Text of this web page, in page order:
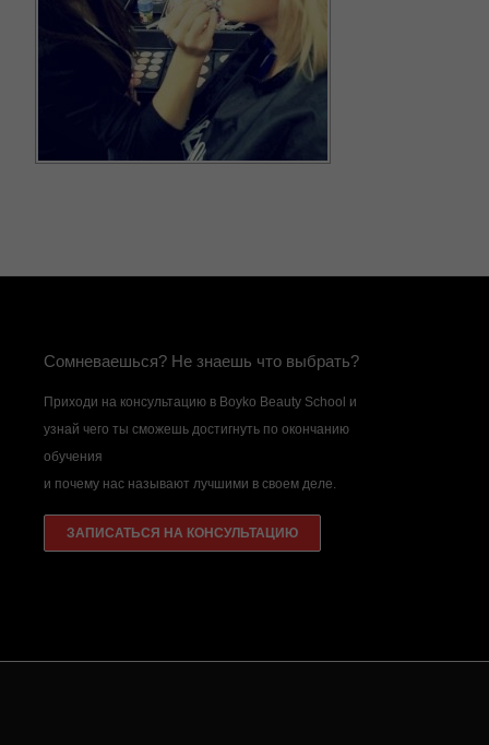
Сомневаешься? Не знаешь что выбрать?
Приходи на консультацию в Boyko Beauty School и
узнай чего ты сможешь достигнуть по окончанию
обучения
и почему нас называют лучшими в своем деле.
ЗАПИСАТЬСЯ НА КОНСУЛЬТАЦИЮ